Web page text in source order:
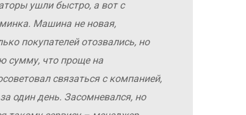
ушли быстро, а вот с
Машина не новая,
покупателей отозвались, но
сумму, что проще на
связаться с компанией,
один день. Засомневался, но